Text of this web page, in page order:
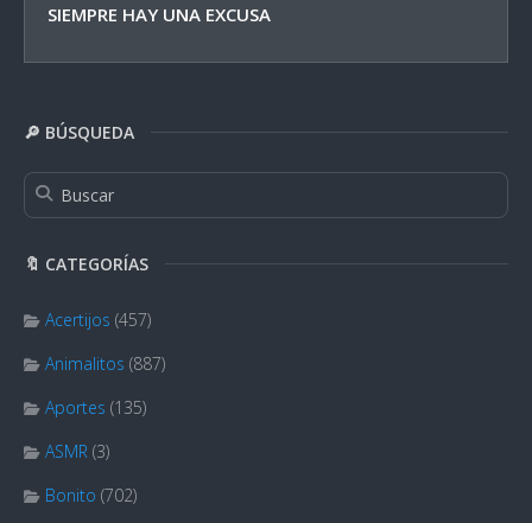
SIEMPRE HAY UNA EXCUSA
🔎 BÚSQUEDA
🔖 CATEGORÍAS
Acertijos (457)
Animalitos (887)
Aportes (135)
ASMR (3)
Bonito (702)